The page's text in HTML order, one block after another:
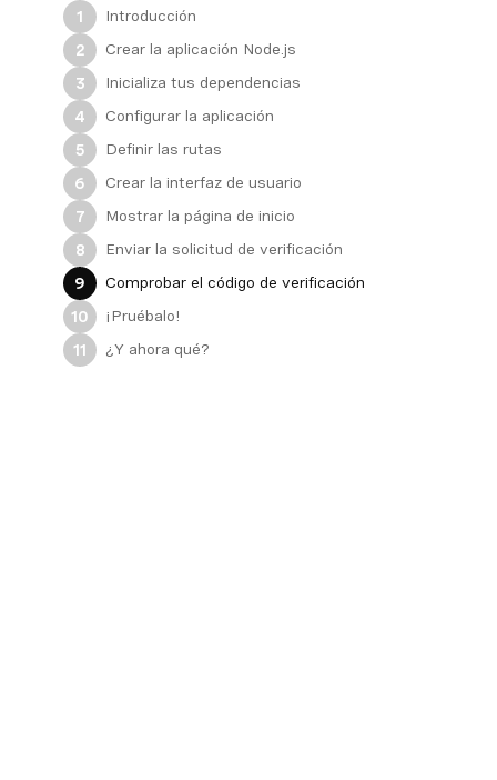
1
Introducción
2
Crear la aplicación Node.js
3
Inicializa tus dependencias
4
Configurar la aplicación
5
Definir las rutas
6
Crear la interfaz de usuario
7
Mostrar la página de inicio
8
Enviar la solicitud de verificación
9
Comprobar el código de verificación
10
¡Pruébalo!
11
¿Y ahora qué?